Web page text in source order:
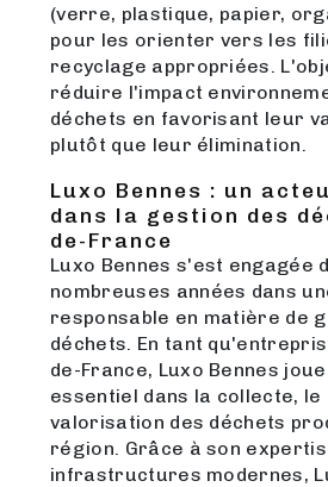
(verre, plastique, papier,
pour les orienter vers les
recyclage appropriées.
réduire l'impact
déchets en favorisant leur
plutôt que leur élimination.
Luxo Bennes : un
dans la gestion des
de-France
Luxo Bennes s'est engagée
nombreuses années dans
responsable en matière de
déchets. En tant
de-France, Luxo Bennes
essentiel dans la collecte,
valorisation des déchets
région. Grâce à son
infrastructures modernes,